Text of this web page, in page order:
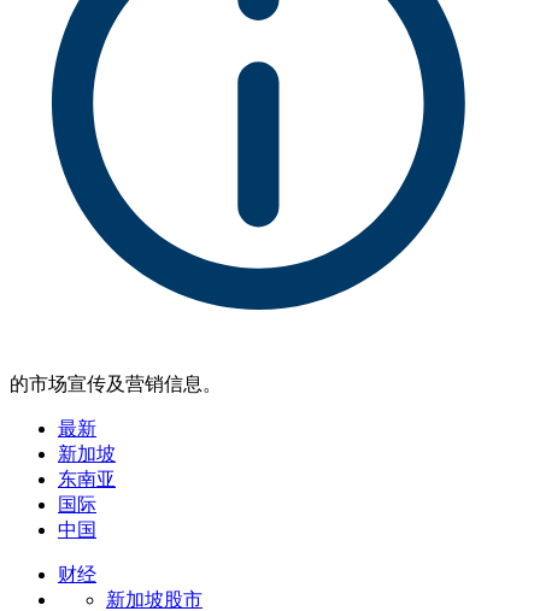
的市场宣传及营销信息。
最新
新加坡
东南亚
国际
中国
财经
新加坡股市